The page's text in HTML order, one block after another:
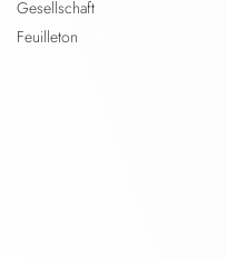
Gesellschaft
Feuilleton